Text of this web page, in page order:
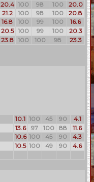
20.4 100 98 100
20.0
21.2 100 98 100
20.8
16.8 100 99 100
16.6
20.5 100 99 100
20.3
23.8 100 100 98 23.3
10.1 100 45 90
4.1
13.6 97 100 88
11.6
10.6 100 45 90
4.3
10.5 100 49 90 4.6